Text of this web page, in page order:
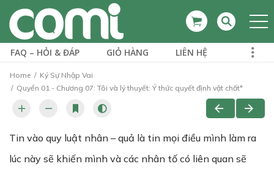
FAQ – HỎI & ĐÁP GIỎ HÀNG LIÊN HỆ
Home
Ký Sự Nhập Vai
Quyển 01 - Chương 07: Tôi và lý thuyết: Ý thức quyết định vật chất*
Tin vào quy luật nhân – quả là tin mọi điều mình làm ra
lúc này sẽ khiến mình và các nhân tố có liên quan sẽ